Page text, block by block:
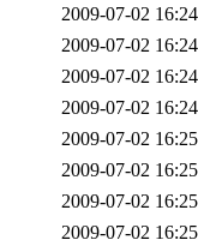
2009-07-02 16:24
2009-07-02 16:24
2009-07-02 16:24
2009-07-02 16:24
2009-07-02 16:25
2009-07-02 16:25
2009-07-02 16:25
2009-07-02 16:25